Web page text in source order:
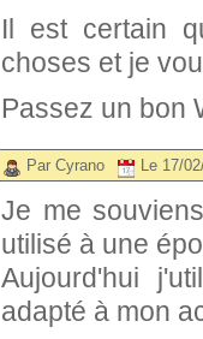
Il est certain
choses et je
Passez un bon
Par Cyrano Le 17/
Je me
utilisé à une
Aujourd'hui
adapté à mon